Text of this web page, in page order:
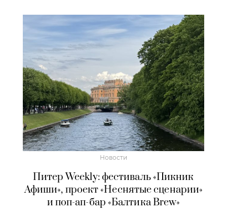
Новости
Питер Weekly: фестиваль «Пикник
Афиши», проект «Неснятые сценарии»
и поп-ап-бар «Балтика Brew»